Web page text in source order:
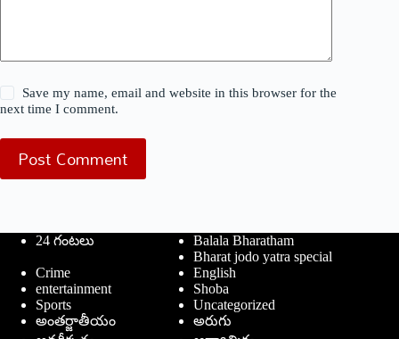
Save my name, email and website in this browser for the
next time I comment.
Post Comment
24 గంటలు
Balala Bharatham
Bharat jodo yatra special
Crime
English
entertainment
Shoba
Sports
Uncategorized
అంతర్జాతీయం
అరుగు